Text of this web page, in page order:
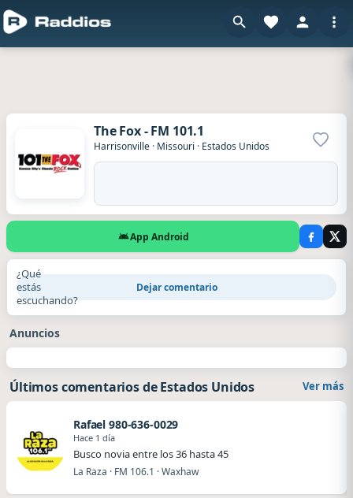
The Fox - FM 101.1
Harrisonville · Missouri · Estados Unidos
App Android
¿Qué
estás
escuchando?
Dejar comentario
Anuncios
Últimos comentarios de Estados Unidos Ver más
Rafael 980-636-0029
Hace 1 día
Busco novia entre los 36 hasta 45
La Raza · FM 106.1 · Waxhaw